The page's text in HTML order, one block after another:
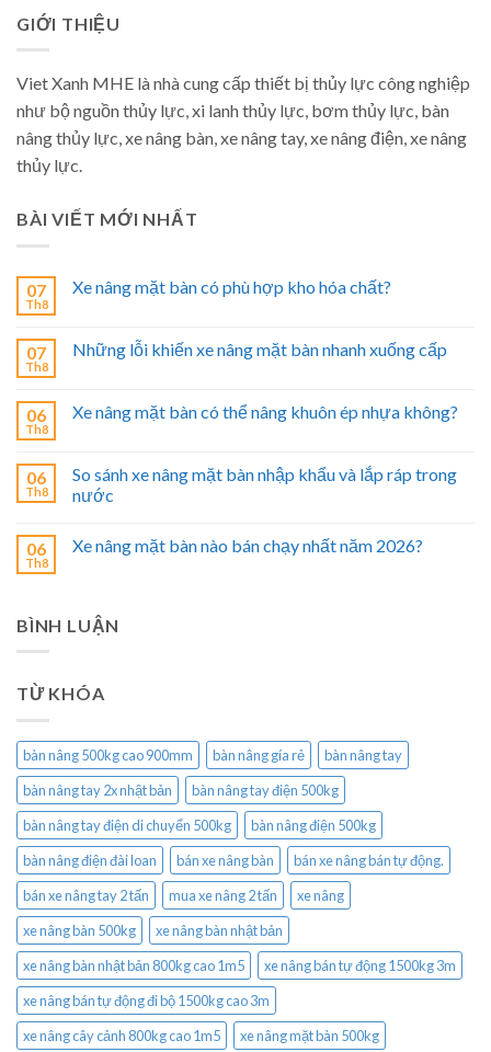
GIỚI THIỆU
Viet Xanh MHE là nhà cung cấp thiết bị thủy lực công nghiệp
như bộ nguồn thủy lực, xi lanh thủy lực, bơm thủy lực, bàn
nâng thủy lực, xe nâng bàn, xe nâng tay, xe nâng điện, xe nâng
thủy lực.
BÀI VIẾT MỚI NHẤT
07
Th8
Xe nâng mặt bàn có phù hợp kho hóa chất?
07
Th8
Những lỗi khiến xe nâng mặt bàn nhanh xuống cấp
06
Th8
Xe nâng mặt bàn có thể nâng khuôn ép nhựa không?
06
Th8
So sánh xe nâng mặt bàn nhập khẩu và lắp ráp trong
nước
06
Th8
Xe nâng mặt bàn nào bán chạy nhất năm 2026?
BÌNH LUẬN
TỪ KHÓA
bàn nâng 500kg cao 900mm bàn nâng gía rẻ
bàn nâng tay
bàn nâng tay 2x nhật bản
bàn nâng tay điện 500kg
bàn nâng tay điện di chuyển 500kg
bàn nâng điện 500kg
bàn nâng điện đài loan
bán xe nâng bàn
bán xe nâng bán tự động.
bán xe nâng tay 2 tấn
mua xe nâng 2 tấn
xe nâng
xe nâng bàn 500kg
xe nâng bàn nhật bản
xe nâng bàn nhật bản 800kg cao 1m5
xe nâng bán tự động 1500kg 3m
xe nâng bán tự động đi bộ 1500kg cao 3m
xe nâng cây cảnh 800kg cao 1m5
xe nâng mặt bàn 500kg